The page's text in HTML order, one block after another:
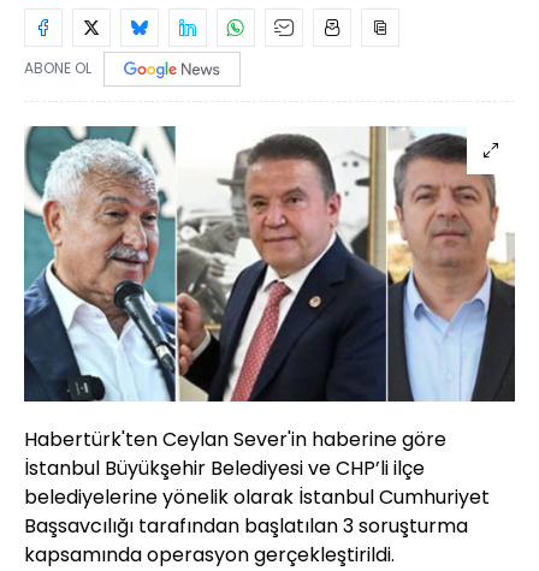
ABONE OL
Habertürk'ten Ceylan Sever'in haberine göre
İstanbul Büyükşehir Belediyesi ve CHP’li ilçe
belediyelerine yönelik olarak İstanbul Cumhuriyet
Başsavcılığı tarafından başlatılan 3 soruşturma
kapsamında operasyon gerçekleştirildi.